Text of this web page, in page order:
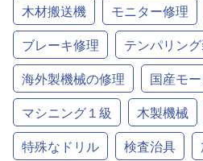
木材搬送機
モニター修理
ブレーキ修理
テンパリン
海外製機械の修理
国産モ
マシニング１級
木製機械
特殊なドリル
検査治具